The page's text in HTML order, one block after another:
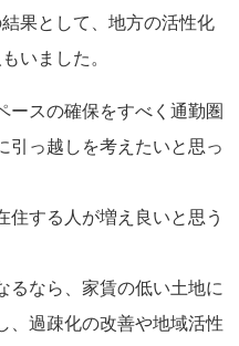
果として、地方の活性化
いました。
ースの確保をすべく通勤圏
引っ越しを考えたいと思っ
住する人が増え良いと思う
るなら、家賃の低い土地に
、過疎化の改善や地域活性